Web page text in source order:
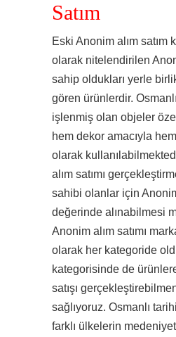
Satım
Eski Anonim alım satım
olarak nitelendirilen
sahip oldukları yerle
gören ürünlerdir.
işlenmiş olan objeler
hem dekor amacıyla
olarak
alım satımı
sahibi olanlar için
değerinde alınabilmesi
Anonim alım satımı
olarak her kategoride
kategorisinde de
satışı
sağlıyoruz. Osmanlı
farklı ülkelerin